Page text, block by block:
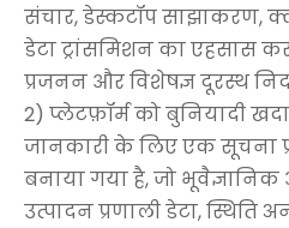
संचार, डेस्कटॉप साझाकरण,
डेटा ट्रांसमिशन का एहसास
प्रजनन और विशेषज्ञ दूरस्थ
2) प्लेटफ़ॉर्म को बुनियादी
जानकारी के लिए एक सूचना
बनाया गया है, जो भूवैज्ञानिक
उत्पादन प्रणाली डेटा, स्थिति